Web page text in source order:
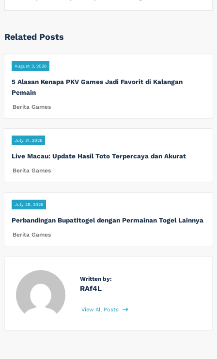
Related Posts
August 3, 2026
5 Alasan Kenapa PKV Games Jadi Favorit di Kalangan
Pemain
Berita Games
July 31, 2026
Live Macau: Update Hasil Toto Terpercaya dan Akurat
Berita Games
July 28, 2026
Perbandingan Bupatitogel dengan Permainan Togel Lainnya
Berita Games
Written by:
RAf4L
View All Posts